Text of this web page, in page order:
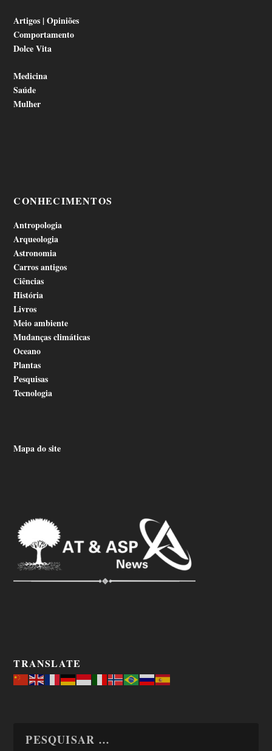
Artigos | Opiniões
Comportamento
Dolce Vita
Medicina
Saúde
Mulher
CONHECIMENTOS
Antropologia
Arqueologia
Astronomia
Carros antigos
Ciências
História
Livros
Meio ambiente
Mudanças climáticas
Oceano
Plantas
Pesquisas
Tecnologia
Mapa do site
TRANSLATE